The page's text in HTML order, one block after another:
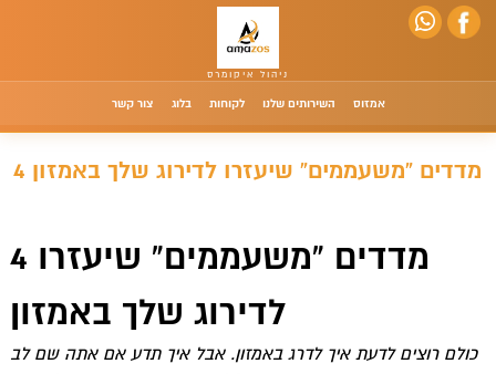
אמזוס השירותים שלנו לקוחות בלוג צור קשר
4 מדדים “משעממים” שיעזרו לדירוג שלך באמזון
4 מדדים “משעממים” שיעזרו
לדירוג שלך באמזון
כולם רוצים לדעת איך לדרג באמזון. אבל איך תדע אם אתה שם לב